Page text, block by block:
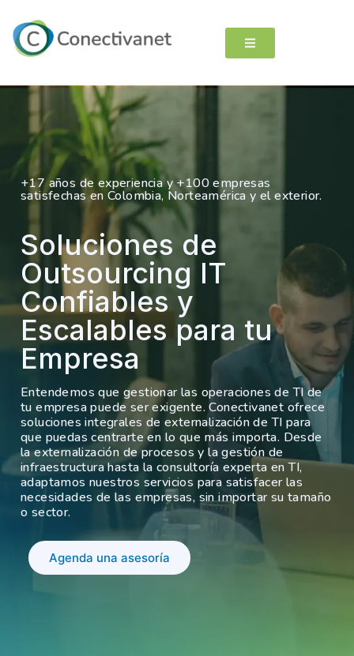
+17 años de experiencia y +100 empresas
satisfechas en Colombia, Norteamérica y el exterior.
Soluciones de
Outsourcing IT
Confiables y
Escalables para tu
Empresa
Entendemos que gestionar las operaciones de TI de
tu empresa puede ser exigente. Conectivanet ofrece
soluciones integrales de externalización de TI para
que puedas centrarte en lo que más importa. Desde
la externalización de procesos y la gestión de
infraestructura hasta la consultoría experta en TI,
adaptamos nuestros servicios para satisfacer las
necesidades de las empresas, sin importar su tamaño
o sector.
Agenda una asesoría